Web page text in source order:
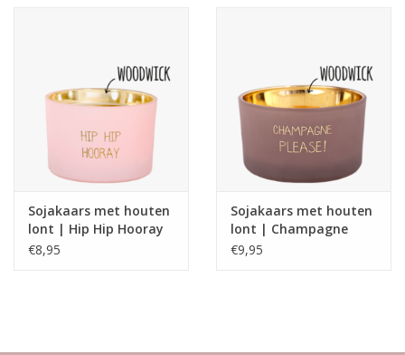
Sojakaars met houten
lont | Hip Hip Hooray
€8,95
Sojakaars met houten
lont | Champagne
Please
€9,95